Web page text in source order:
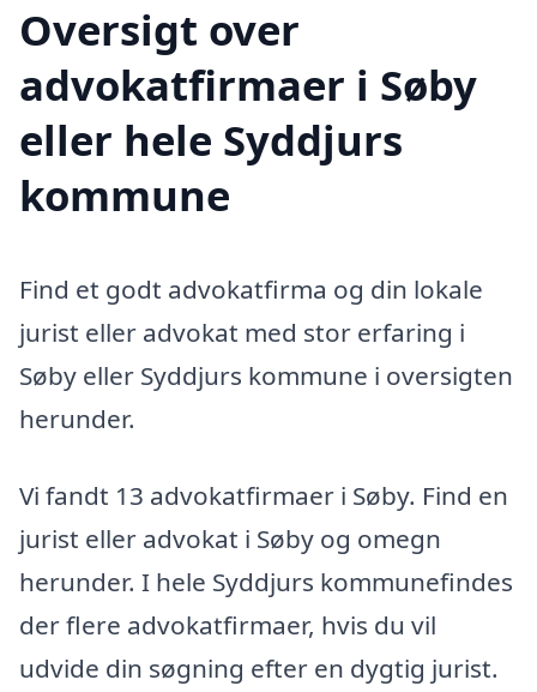
Oversigt over
advokatfirmaer i Søby
eller hele Syddjurs
kommune
Find et godt advokatfirma og din lokale
jurist eller advokat med stor erfaring i
Søby eller Syddjurs kommune i oversigten
herunder.
Vi fandt 13 advokatfirmaer i Søby. Find en
jurist eller advokat i Søby og omegn
herunder. I hele Syddjurs kommunefindes
der flere advokatfirmaer, hvis du vil
udvide din søgning efter en dygtig jurist.